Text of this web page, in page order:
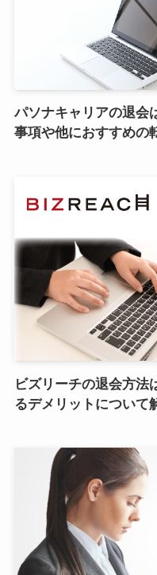
パソナキャリアの退会
事項や他におすすめの
ビズリーチの退会方法
るデメリットについて